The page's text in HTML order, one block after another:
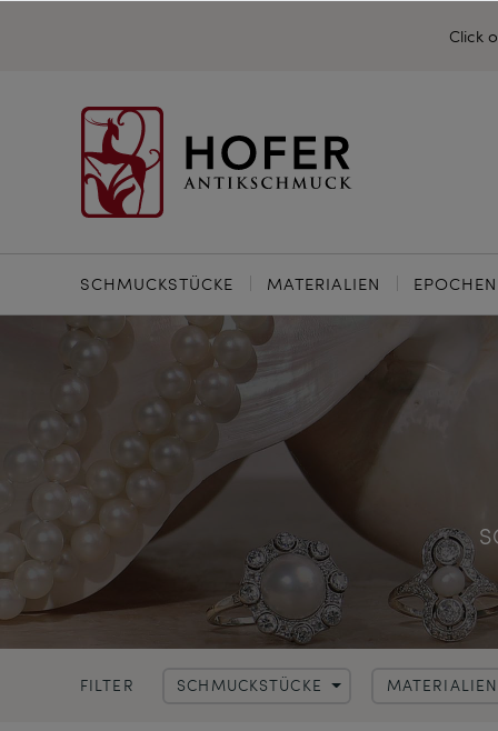
Click
SCHMUCKSTÜCKE MATERIALIEN EPOCHEN
FILTER SCHMUCKSTÜCKE MATERIALIEN